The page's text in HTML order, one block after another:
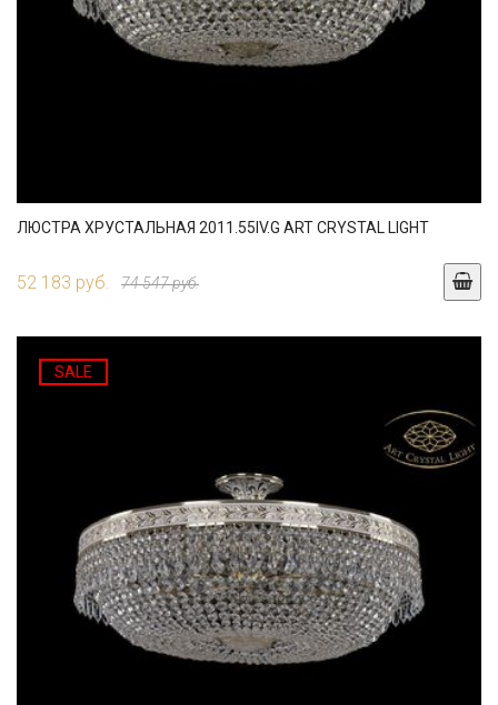
ЛЮСТРА ХРУСТАЛЬНАЯ 2011.55IV.G ART CRYSTAL LIGHT
52 183 руб. 74 547 руб.
SALE